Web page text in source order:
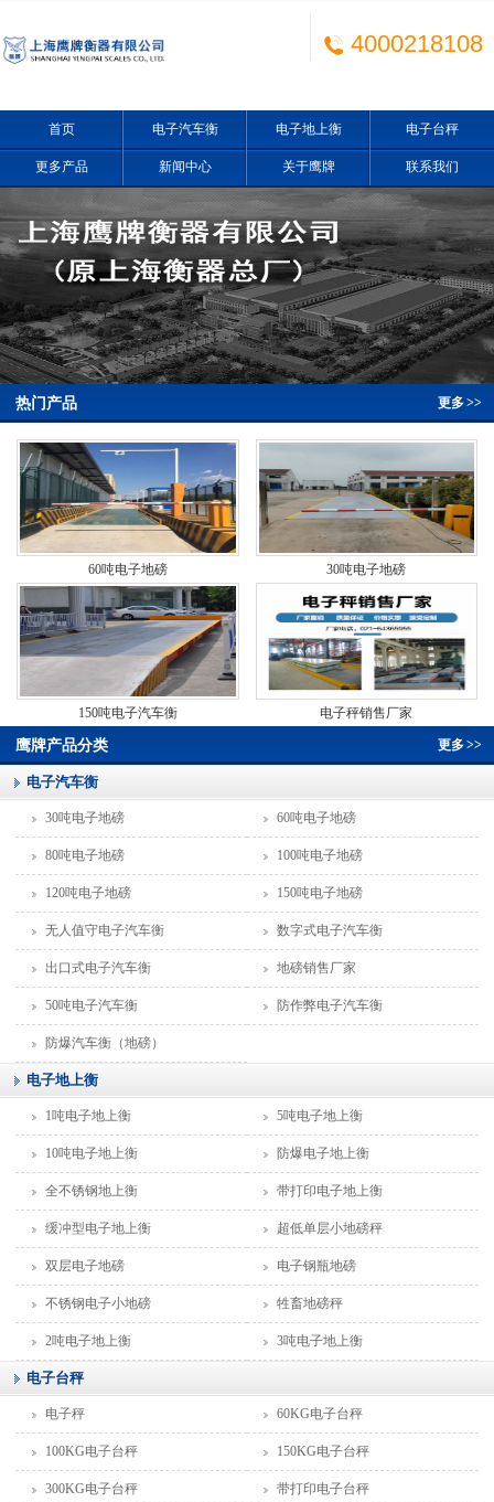
4000218108
首页 电子汽车衡 电子地上衡 电子台秤
更多产品 新闻中心 关于鹰牌 联系我们
更多>>
热门产品
60吨电子地磅 30吨电子地磅
150吨电子汽车衡 电子秤销售厂家
更多>>
鹰牌产品分类
电子汽车衡
30吨电子地磅 60吨电子地磅
80吨电子地磅 100吨电子地磅
120吨电子地磅 150吨电子地磅
无人值守电子汽车衡 数字式电子汽车衡
出口式电子汽车衡 地磅销售厂家
50吨电子汽车衡 防作弊电子汽车衡
防爆汽车衡（地磅）
电子地上衡
1吨电子地上衡 5吨电子地上衡
10吨电子地上衡 防爆电子地上衡
全不锈钢地上衡 带打印电子地上衡
缓冲型电子地上衡 超低单层小地磅秤
双层电子地磅 电子钢瓶地磅
不锈钢电子小地磅 牲畜地磅秤
2吨电子地上衡 3吨电子地上衡
电子台秤
电子秤 60KG电子台秤
100KG电子台秤 150KG电子台秤
300KG电子台秤 带打印电子台秤